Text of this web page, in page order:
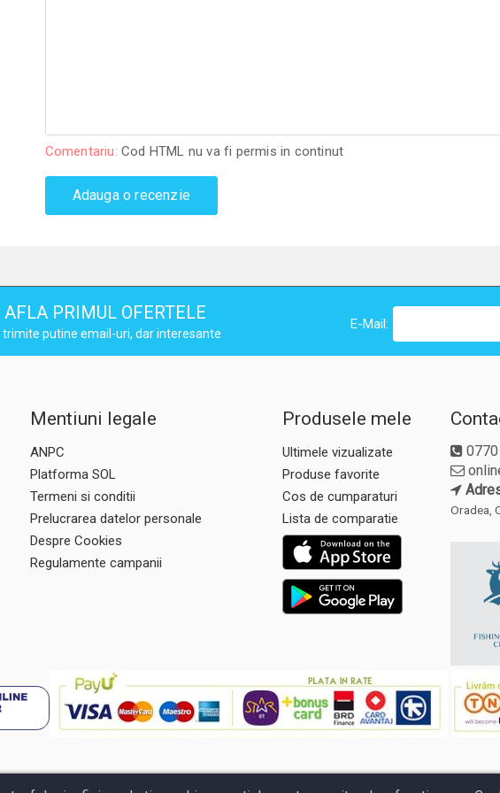
Comentariu: Cod HTML nu va fi permis in continut
Adauga o recenzie
AFLA PRIMUL OFERTELE
trimite putine email-uri, dar interesante
E-Mail:
Mentiuni legale
ANPC
Platforma SOL
Termeni si conditii
Prelucrarea datelor personale
Despre Cookies
Regulamente campanii
Produsele mele
Ultimele vizualizate
Produse favorite
Cos de cumparaturi
Lista de comparatie
Oradea,